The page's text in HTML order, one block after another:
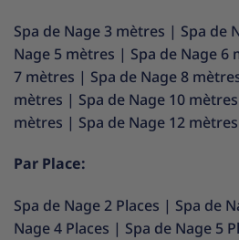
Spa de Nage 3 mètres | Spa de
Nage 5 mètres | Spa de Nage 6
7 mètres | Spa de Nage 8
mètres | Spa de Nage 10 mètres
mètres | Spa de Nage 12 mètres
Par Place:
Spa de Nage 2 Places | Spa de
Nage 4 Places | Spa de Nage 5